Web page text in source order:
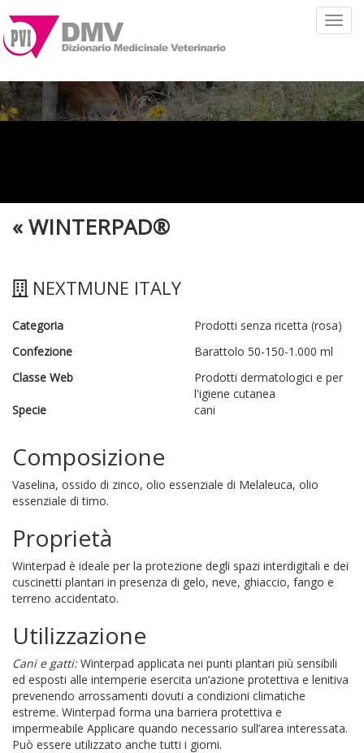
«WINTERPAD®
NEXTMUNE ITALY
Categoria
Prodotti senza ricetta (rosa)
Confezione
Barattolo 50-150-1.000 ml
Classe Web
Prodotti dermatologici e per
l'igiene cutanea
Specie
cani
Composizione
Vaselina, ossido di zinco, olio essenziale di Melaleuca, olio
essenziale di timo.
Proprietà
Winterpad è ideale per la protezione degli spazi interdigitali e dei
cuscinetti plantari in presenza di gelo, neve, ghiaccio, fango e
terreno accidentato.
Utilizzazione
Cani e gatti:Winterpad applicata nei punti plantari più sensibili
ed esposti alle intemperie esercita un’azione protettiva e lenitiva
prevenendo arrossamenti dovuti a condizioni climatiche
estreme. Winterpad forma una barriera protettiva e
impermeabile Applicare quando necessario sull’area interessata.
Può essere utilizzato anche tutti i giorni.